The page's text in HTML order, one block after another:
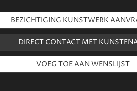
BEZICHTIGING KUNSTWERK
DIRECT CONTACT MET